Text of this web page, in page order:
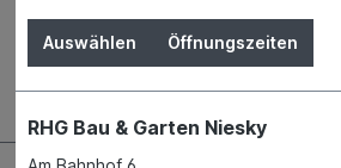
Auswählen Öffnungszeiten
RHG Bau & Garten Niesky